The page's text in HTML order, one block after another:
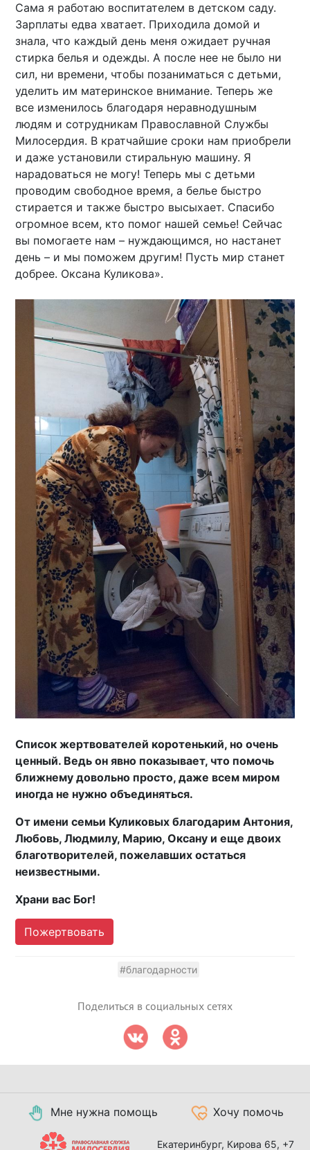
Сама я работаю воспитателем в детском саду.
Зарплаты едва хватает. Приходила домой и
знала, что каждый день меня ожидает ручная
стирка белья и одежды. А после нее не было ни
сил, ни времени, чтобы позаниматься с детьми,
уделить им материнское внимание. Теперь же
все изменилось благодаря неравнодушным
людям и сотрудникам Православной Службы
Милосердия. В кратчайшие сроки нам приобрели
и даже установили стиральную машину. Я
нарадоваться не могу! Теперь мы с детьми
проводим свободное время, а белье быстро
стирается и также быстро высыхает. Спасибо
огромное всем, кто помог нашей семье! Сейчас
вы помогаете нам – нуждающимся, но настанет
день – и мы поможем другим! Пусть мир станет
добрее. Оксана Куликова».
Список жертвователей коротенький, но очень
ценный. Ведь он явно показывает, что помочь
ближнему довольно просто, даже всем миром
иногда не нужно объединяться.
От имени семьи Куликовых благодарим Антония,
Любовь, Людмилу, Марию, Оксану и еще двоих
благотворителей, пожелавших остаться
неизвестными.
Храни вас Бог!
Пожертвовать
#благодарности
Поделиться в социальных сетях
Мне нужна помощь Хочу помочь
Екатеринбург, Кирова 65, +7